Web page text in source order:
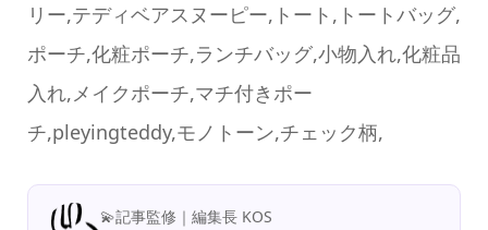
リー,テディベアスヌーピー,トート,トートバッグ,
ポーチ,化粧ポーチ,ランチバッグ,小物入れ,化粧品
入れ,メイクポーチ,マチ付きポー
チ,pleyingteddy,モノトーン,チェック柄,
💫記事監修｜編集長 KOS